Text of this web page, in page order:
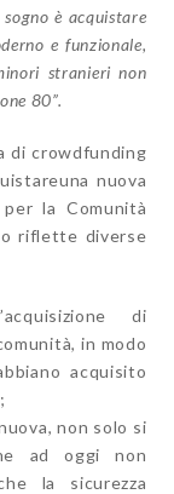
è acquistare
e funzionale,
stranieri non
80”.
di crowdfunding
una nuova
la Comunità
riflette diverse
di
in modo
acquisito
non solo si
ad oggi non
la sicurezza